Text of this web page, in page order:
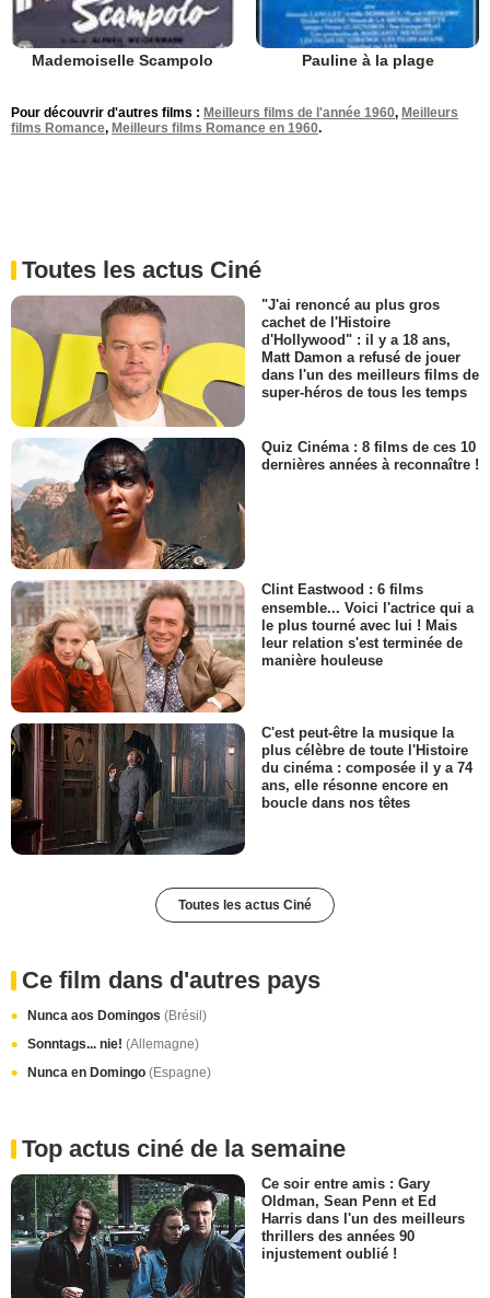
Mademoiselle Scampolo Pauline à la plage
Pour découvrir d'autres films : Meilleurs films de l'année 1960, Meilleurs
films Romance, Meilleurs films Romance en 1960.
Toutes les actus Ciné
"J'ai renoncé au plus gros
cachet de l'Histoire
d'Hollywood" : il y a 18 ans,
Matt Damon a refusé de jouer
dans l'un des meilleurs films de
super-héros de tous les temps
Quiz Cinéma : 8 films de ces 10
dernières années à reconnaître !
Clint Eastwood : 6 films
ensemble... Voici l'actrice qui a
le plus tourné avec lui ! Mais
leur relation s'est terminée de
manière houleuse
C'est peut-être la musique la
plus célèbre de toute l'Histoire
du cinéma : composée il y a 74
ans, elle résonne encore en
boucle dans nos têtes
Toutes les actus Ciné
Ce film dans d'autres pays
Nunca aos Domingos (Brésil)
Sonntags... nie! (Allemagne)
Nunca en Domingo (Espagne)
Top actus ciné de la semaine
Ce soir entre amis : Gary
Oldman, Sean Penn et Ed
Harris dans l'un des meilleurs
thrillers des années 90
injustement oublié !